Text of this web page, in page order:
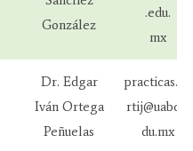
González
.edu.
mx
Dr. Edgar
Iván Ortega
Peñuelas
practicas.de
rtij@uabc.e
du.mx